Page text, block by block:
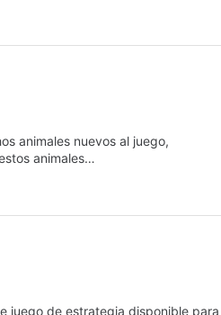
animales nuevos al juego,
animales…
juego de estrategia disponible para